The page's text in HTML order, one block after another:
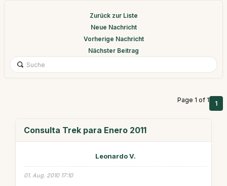
Zurück zur Liste
Neue Nachricht
Vorherige Nachricht
Nächster Beitrag
Page 1 of 1 1
Consulta Trek para Enero 2011
Leonardo V.
01. Aug. 2010 17:10